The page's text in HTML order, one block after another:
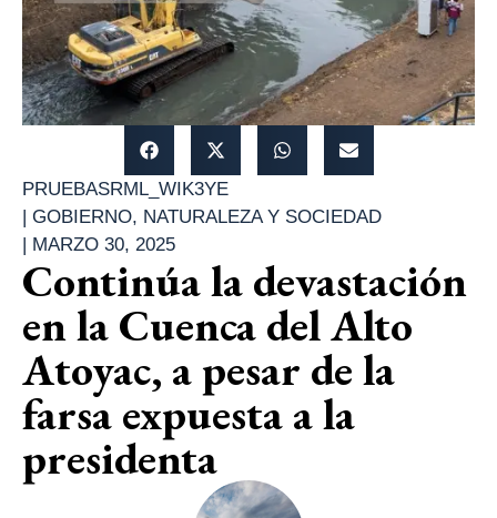
PRUEBASRML_WIK3YE
GOBIERNO, NATURALEZA Y SOCIEDAD
MARZO 30, 2025
Continúa la devastación
en la Cuenca del Alto
Atoyac, a pesar de la
farsa expuesta a la
presidenta